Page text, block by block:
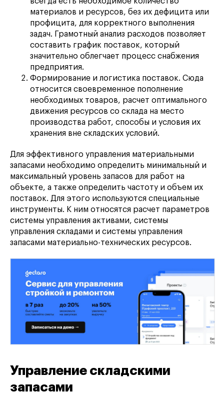
материалов и ресурсов, без их дефицита или
профицита, для корректного выполнения
задач. Грамотный анализ расходов позволяет
составить график поставок, который
значительно облегчает процесс снабжения
предприятия.
Формирование и логистика поставок. Сюда
относится своевременное пополнение
необходимых товаров, расчет оптимального
движения ресурсов со склада на место
производства работ, способы и условия их
хранения вне складских условий.
Для эффективного управления материальными
запасами необходимо определить минимальный и
максимальный уровень запасов для работ на
объекте, а также определить частоту и объем их
поставок. Для этого используются специальные
инструменты. К ним относятся расчет параметров
системы управления активами, системы
управления складами и системы управления
запасами материально-технических ресурсов.
Управление складскими
запасами